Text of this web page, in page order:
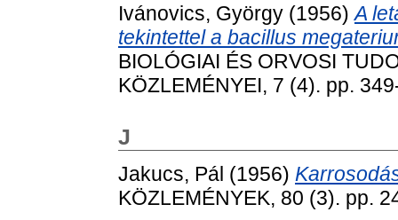
Ivánovics, György (1956)A
tekintettel a bacillus
BIOLÓGIAI ÉS ORVOSI
KÖZLEMÉNYEI, 7 (4). pp.
J
Jakucs, Pál (1956)
KÖZLEMÉNYEK, 80 (3). pp.